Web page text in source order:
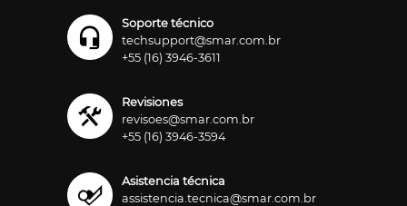
Soporte técnico
techsupport@smar.com.br
+55 (16) 3946-3611
Revisiones
revisoes@smar.com.br
+55 (16) 3946-3594
Asistencia técnica
assistencia.tecnica@smar.com.br